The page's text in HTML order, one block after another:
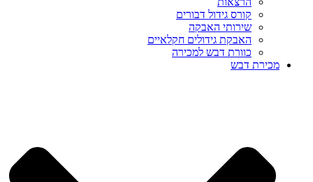
קורס גידול דבורים
שירותי האבקה
האבקת גידולים חקלאיים
כוורת דבש למכירה
מכירת דבש